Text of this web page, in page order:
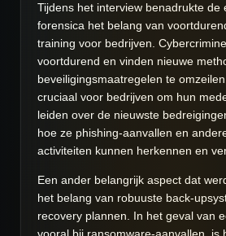
Tijdens het interview benadrukte de
forensica het belang van
training voor bedrijven.
voortdurend en vinden nieuwe
beveiligingsmaatregelen te
cruciaal voor bedrijven om hun
leiden over de nieuwste
hoe ze phishing-aanvallen en
activiteiten kunnen herkennen en
Een ander belangrijk aspect dat
het belang van robuuste back-
recovery plannen. In het geval van